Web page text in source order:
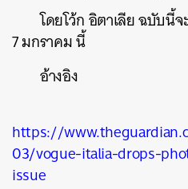
โดยโว้ก อิตาเลีย ฉบับนี้
7 มกราคม นี้
อ้างอิง
https://
03/vogue-italia-drops-
issue